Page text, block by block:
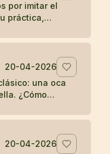
por imitar el
práctica,
20-04-2026
una oca
¿Cómo
20-04-2026